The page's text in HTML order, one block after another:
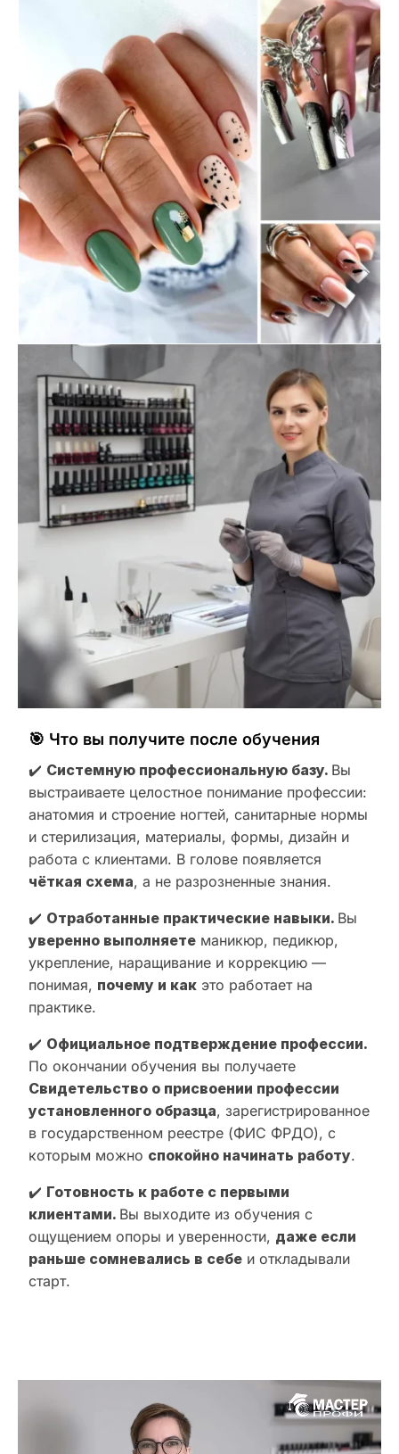
🎯 Что вы получите после обучения
✔️ Системную профессиональную базу. Вы
выстраиваете целостное понимание профессии:
анатомия и строение ногтей, санитарные нормы
и стерилизация, материалы, формы, дизайн и
работа с клиентами. В голове появляется
чёткая схема, а не разрозненные знания.
✔️ Отработанные практические навыки. Вы
уверенно выполняете маникюр, педикюр,
укрепление, наращивание и коррекцию —
понимая, почему и как это работает на
практике.
✔️ Официальное подтверждение профессии.
По окончании обучения вы получаете
Свидетельство о присвоении профессии
установленного образца, зарегистрированное
в государственном реестре (ФИС ФРДО), с
которым можно спокойно начинать работу.
✔️ Готовность к работе с первыми
клиентами. Вы выходите из обучения с
ощущением опоры и уверенности, даже если
раньше сомневались в себе и откладывали
старт.